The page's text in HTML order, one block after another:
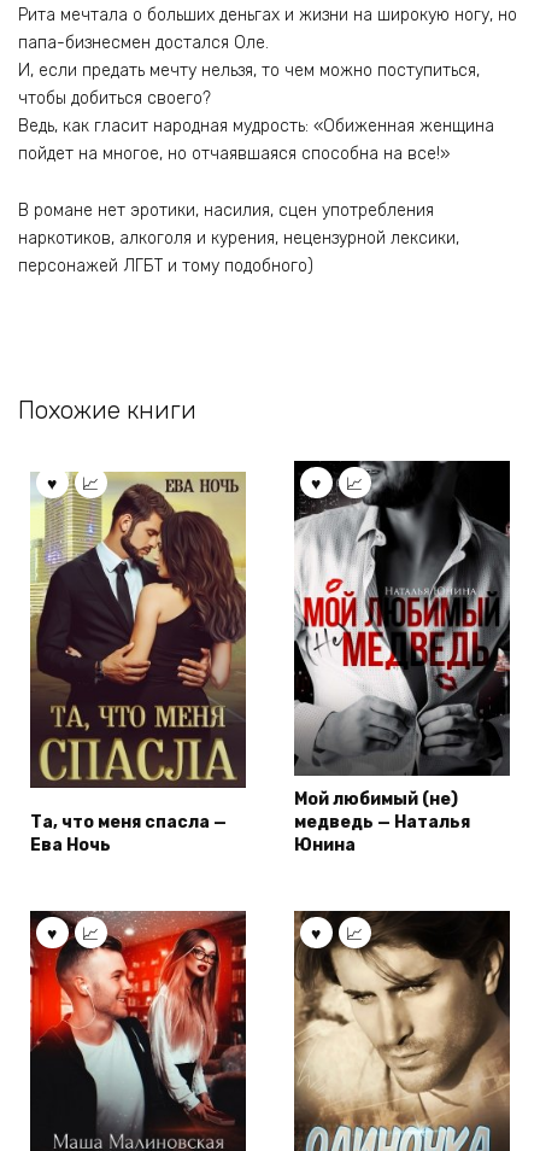
Рита мечтала о больших деньгах и жизни на широкую ногу, но
папа-бизнесмен достался Оле.
И, если предать мечту нельзя, то чем можно поступиться,
чтобы добиться своего?
Ведь, как гласит народная мудрость: «Обиженная женщина
пойдет на многое, но отчаявшаяся способна на все!»
В романе нет эротики, насилия, сцен употребления
наркотиков, алкоголя и курения, нецензурной лексики,
персонажей ЛГБТ и тому подобного)
Похожие книги
Та, что меня спасла —
Ева Ночь
Мой любимый (не)
медведь — Наталья
Юнина